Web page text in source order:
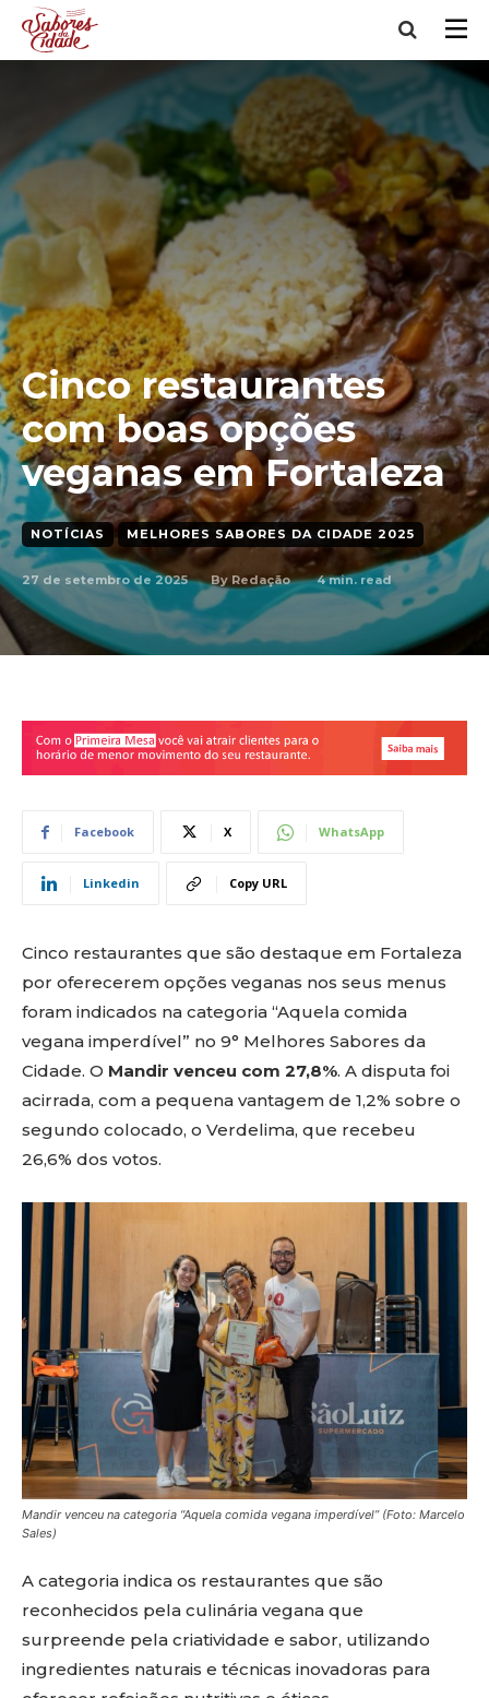
Cinco restaurantes
com boas opções
veganas em Fortaleza
NOTÍCIAS MELHORES SABORES DA CIDADE 2025
27 de setembro de 2025 By Redação 4min. read
Facebook X WhatsApp
Linkedin Copy URL
Cinco restaurantes que são destaque em Fortaleza
por oferecerem opções veganas nos seus menus
foram indicados na categoria “Aquela comida
vegana imperdível” no 9° Melhores Sabores da
Cidade. O Mandir venceu com 27,8%. A disputa foi
acirrada, com a pequena vantagem de 1,2% sobre o
segundo colocado, o Verdelima, que recebeu
26,6% dos votos.
Mandir venceu na categoria “Aquela comida vegana imperdível” (Foto: Marcelo
Sales)
A categoria indica os restaurantes que são
reconhecidos pela culinária vegana que
surpreende pela criatividade e sabor, utilizando
ingredientes naturais e técnicas inovadoras para